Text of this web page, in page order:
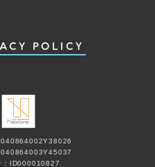
POLICY
：ID000010827